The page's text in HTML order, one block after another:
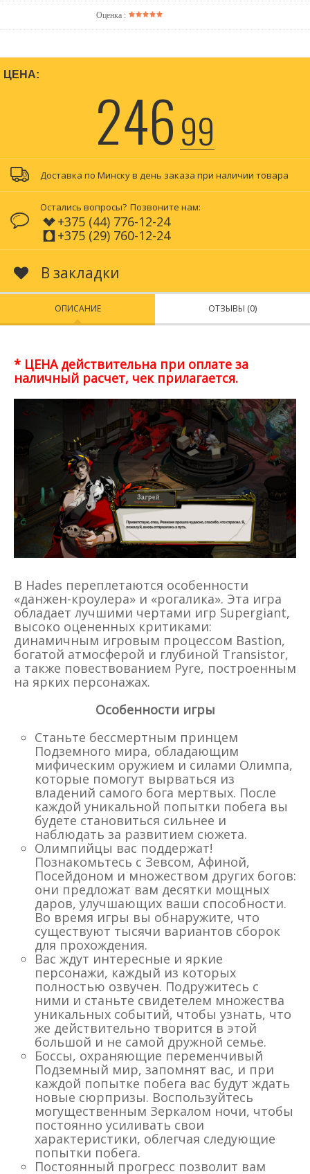
Оценка :
ЦЕНА:
24699
Доставка по Минску в день заказа при наличии товара
Остались вопросы? Позвоните нам:
+375 (44) 776-12-24
+375 (29) 760-12-24
В закладки
ОПИСАНИЕ ОТЗЫВЫ (0)
* ЦЕНА действительна при оплате за
наличный расчет, чек прилагается.
В Hades переплетаются особенности
«данжен-кроулера» и «рогалика». Эта игра
обладает лучшими чертами игр Supergiant,
высоко оцененных критиками:
динамичным игровым процессом Bastion,
богатой атмосферой и глубиной Transistor,
а также повествованием Pyre, построенным
на ярких персонажах.
Особенности игры
Станьте бессмертным принцем
Подземного мира, обладающим
мифическим оружием и силами Олимпа,
которые помогут вырваться из
владений самого бога мертвых. После
каждой уникальной попытки побега вы
будете становиться сильнее и
наблюдать за развитием сюжета.
Олимпийцы вас поддержат!
Познакомьтесь с Зевсом, Афиной,
Посейдоном и множеством других богов:
они предложат вам десятки мощных
даров, улучшающих ваши способности.
Во время игры вы обнаружите, что
существуют тысячи вариантов сборок
для прохождения.
Вас ждут интересные и яркие
персонажи, каждый из которых
полностью озвучен. Подружитесь с
ними и станьте свидетелем множества
уникальных событий, чтобы узнать, что
же действительно творится в этой
большой и не самой дружной семье.
Боссы, охраняющие переменчивый
Подземный мир, запомнят вас, и при
каждой попытке побега вас будут ждать
новые сюрпризы. Воспользуйтесь
могущественным Зеркалом ночи, чтобы
постоянно усиливать свои
характеристики, облегчая следующие
попытки побега.
Постоянный прогресс позволит вам